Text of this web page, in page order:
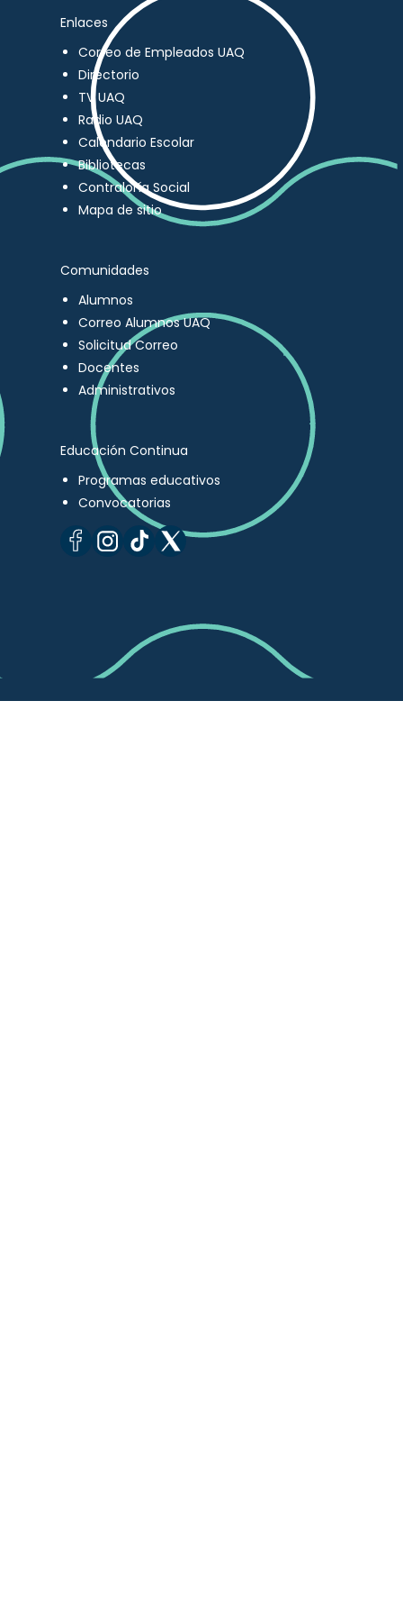
Enlaces
Correo de Empleados UAQ
Directorio
TV UAQ
Radio UAQ
Calendario Escolar
Bibliotecas
Contraloría Social
Mapa de sitio
Comunidades
Alumnos
Correo Alumnos UAQ
Solicitud Correo
Docentes
Administrativos
Educación Continua
Programas educativos
Convocatorias